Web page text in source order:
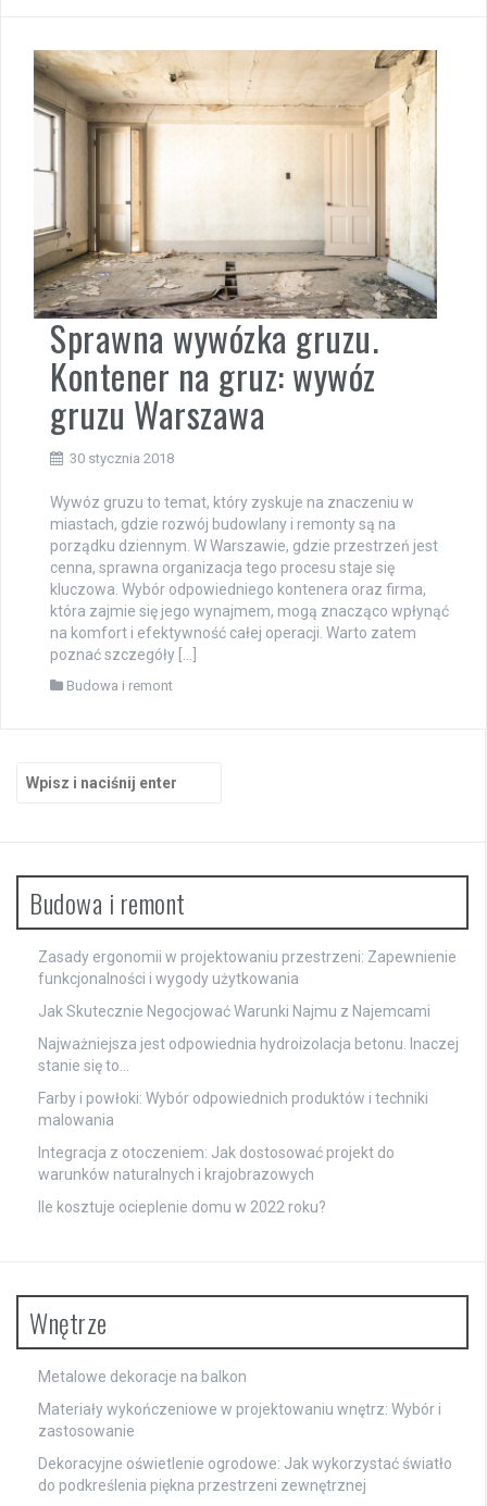
Sprawna wywózka gruzu.
Kontener na gruz: wywóz
gruzu Warszawa
30 stycznia 2018
Wywóz gruzu to temat, który zyskuje na znaczeniu w
miastach, gdzie rozwój budowlany i remonty są na
porządku dziennym. W Warszawie, gdzie przestrzeń jest
cenna, sprawna organizacja tego procesu staje się
kluczowa. Wybór odpowiedniego kontenera oraz firma,
która zajmie się jego wynajmem, mogą znacząco wpłynąć
na komfort i efektywność całej operacji. Warto zatem
poznać szczegóły […]
Budowa i remont
Szukaj:
Budowa i remont
Zasady ergonomii w projektowaniu przestrzeni: Zapewnienie
funkcjonalności i wygody użytkowania
Jak Skutecznie Negocjować Warunki Najmu z Najemcami
Najważniejsza jest odpowiednia hydroizolacja betonu. Inaczej
stanie się to...
Farby i powłoki: Wybór odpowiednich produktów i techniki
malowania
Integracja z otoczeniem: Jak dostosować projekt do
warunków naturalnych i krajobrazowych
Ile kosztuje ocieplenie domu w 2022 roku?
Wnętrze
Metalowe dekoracje na balkon
Materiały wykończeniowe w projektowaniu wnętrz: Wybór i
zastosowanie
Dekoracyjne oświetlenie ogrodowe: Jak wykorzystać światło
do podkreślenia piękna przestrzeni zewnętrznej